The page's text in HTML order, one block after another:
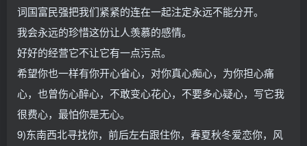
词国富民强把我们紧紧的连在一起注定永远不能分开。
我会永远的珍惜这份让人羡慕的感情。
好好的经营它不让它有一点污点。
希望你也一样有你开心省心，对你真心痴心，为你担心痛
心，也曾伤心醉心，不敢变心花心，不要多心疑心，写它我
很费心，最怕你是无心。
9)东南西北寻找你，前后左右跟住你，春夏秋冬爱恋你，风